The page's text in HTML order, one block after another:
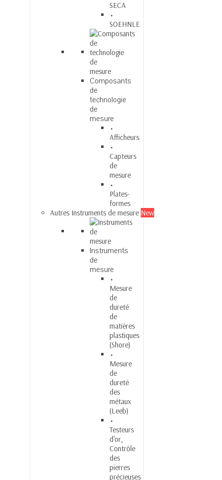
SECA
SOEHNLE
Composants
de
technologie
de
mesure
Afficheurs
Capteurs
de
mesure
Plates-
formes
Autres Instruments de mesure New
Instruments
de
mesure
Mesure
de
dureté
de
matières
plastiques
(Shore)
Mesure
de
dureté
des
métaux
(Leeb)
Testeurs
d'or,
Contrôle
des
pierres
précieuses